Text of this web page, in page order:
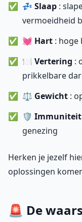
💤 Slaap :
vermoeidheid
💓 Hart :
🍽️ Vertering :
prikkelbare
⚖️ Gewicht :
🛡️ Immuniteit
genezing
Herken je jezelf
oplossingen
🚨 De